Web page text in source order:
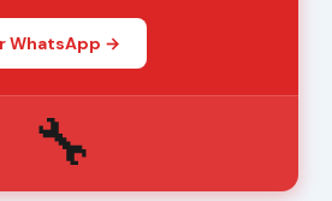
WhatsApp →
🔧